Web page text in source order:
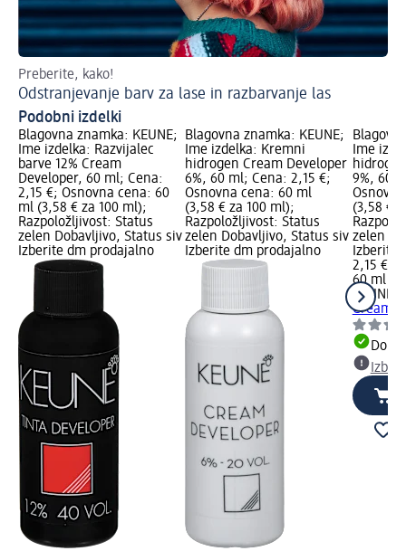
Preberite, kako!
Odstranjevanje barv za lase in razbarvanje las
Podobni izdelki
Blagovna znamka: KEUNE;
Ime izdelka: Razvijalec
barve 12% Cream
Developer, 60 ml; Cena:
2,15 €; Osnovna cena: 60
ml (3,58 € za 100 ml);
Razpoložljivost: Status
zelen Dobavljivo, Status siv
Izberite dm prodajalno
Blagovna znamka: KEUNE;
Ime izdelka: Kremni
hidrogen Cream Developer
6%, 60 ml; Cena: 2,15 €;
Osnovna cena: 60 ml
(3,58 € za 100 ml);
Razpoložljivost: Status
zelen Dobavljivo, Status siv
Izberite dm prodajalno
Ime
9%, 60
(3,58 €
zelen
Izberite
2,15 €
60 ml
KEUNE
Cream